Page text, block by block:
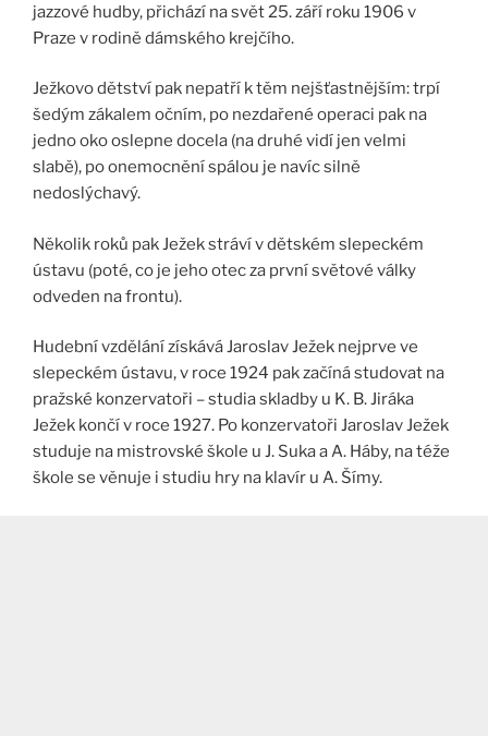
jazzové hudby, přichází na svět 25. září roku 1906 v
Praze v rodině dámského krejčího.
Ježkovo dětství pak nepatří k těm nejšťastnějším: trpí
šedým zákalem očním, po nezdařené operaci pak na
jedno oko oslepne docela (na druhé vidí jen velmi
slabě), po onemocnění spálou je navíc silně
nedoslýchavý.
Několik roků pak Ježek stráví v dětském slepeckém
ústavu (poté, co je jeho otec za první světové války
odveden na frontu).
Hudební vzdělání získává Jaroslav Ježek nejprve ve
slepeckém ústavu, v roce 1924 pak začíná studovat na
pražské konzervatoři – studia skladby u K. B. Jiráka
Ježek končí v roce 1927. Po konzervatoři Jaroslav Ježek
studuje na mistrovské škole u J. Suka a A. Háby, na téže
škole se věnuje i studiu hry na klavír u A. Šímy.